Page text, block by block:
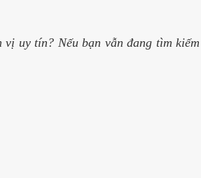
uy tín? Nếu bạn vẫn đang tìm